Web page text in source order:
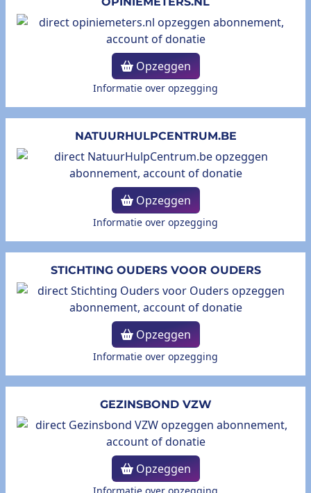
Opzeggen
Informatie over opzegging
NATUURHULPCENTRUM.BE
Opzeggen
Informatie over opzegging
STICHTING OUDERS VOOR OUDERS
Opzeggen
Informatie over opzegging
GEZINSBOND VZW
Opzeggen